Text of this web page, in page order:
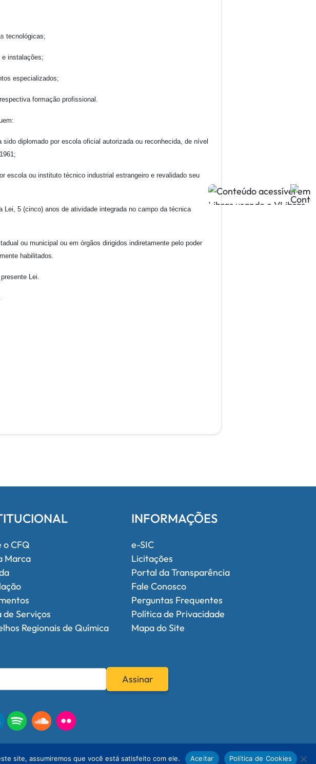
tecnológicas;
instalações;
especializados;
formação profissional.
diplomado por escola oficial autorizada ou reconhecida, de nível
ou instituto técnico industrial estrangeiro e revalidado seu
5 (cinco) anos de atividade integrada no campo da técnica
ou municipal ou em órgãos dirigidos indiretamente pelo poder
habilitados.
Lei.
o CFQ
Marca
Serviços
Regionais de Química
INFORMAÇÕES
e-SIC
Licitações
Portal da Transparência
Fale Conosco
Perguntas Frequentes
Política de Privacidade
Mapa do Site
Assinar
de Química
site, assumiremos que você está satisfeito com ele. Aceitar Política de Cookies